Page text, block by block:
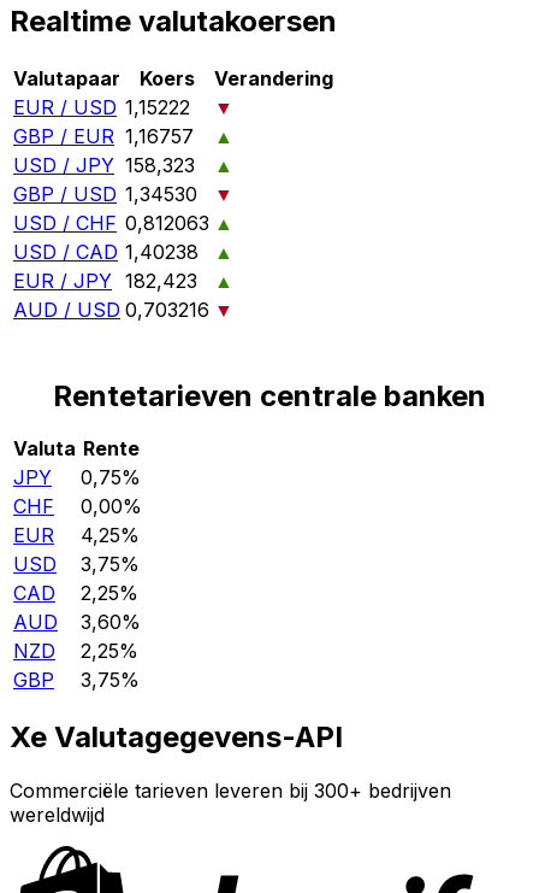
Realtime valutakoersen
Valutapaar Koers
Verandering
EUR / USD 1,15222
▼
GBP / EUR 1,16757
▲
USD / JPY 158,323
▲
GBP / USD 1,34530
▼
USD / CHF 0,812063 ▲
USD / CAD 1,40238
▲
EUR / JPY 182,423
▲
AUD / USD 0,703216 ▼
Rentetarieven centrale banken
Valuta Rente
JPY
0,75%
CHF
0,00%
EUR
4,25%
USD
3,75%
CAD
2,25%
AUD
3,60%
NZD
2,25%
GBP
3,75%
Xe Valutagegevens-API
Commerciële tarieven leveren bij 300+ bedrijven
wereldwijd